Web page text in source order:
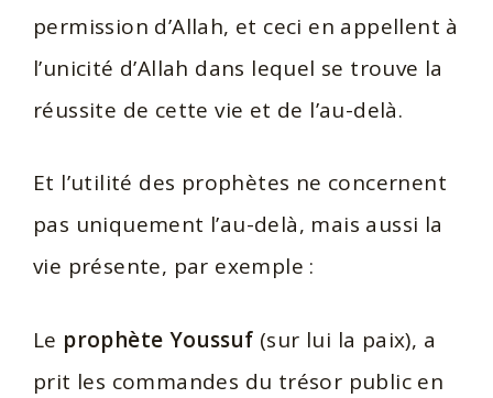
permission d’Allah, et ceci en appellent à
l’unicité d’Allah dans lequel se trouve la
réussite de cette vie et de l’au-delà.
Et l’utilité des prophètes ne concernent
pas uniquement l’au-delà, mais aussi la
vie présente, par exemple :
Le prophète Youssuf (sur lui la paix), a
prit les commandes du trésor public en